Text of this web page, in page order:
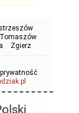
Tomaszów
Zgierz
prywatność